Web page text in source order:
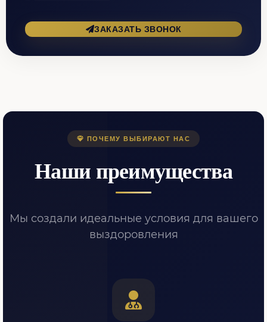
ЗАКАЗАТЬ ЗВОНОК
ПОЧЕМУ ВЫБИРАЮТ НАС
Наши преимущества
Мы создали идеальные условия для вашего
выздоровления